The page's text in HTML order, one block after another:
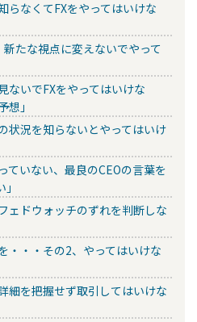
らなくてFXをやってはいけな
たな視点に変えないでやって
ないでFXをやってはいけな
」
状況を知らないとやってはいけ
ていない、最良のCEOの言葉を
ェドウォッチのずれを判断しな
・・・その2、やってはいけな
細を把握せず取引してはいけな